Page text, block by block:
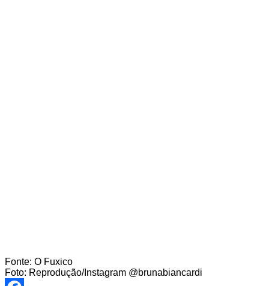
Fonte: O Fuxico
Foto: Reprodução/Instagram @brunabiancardi